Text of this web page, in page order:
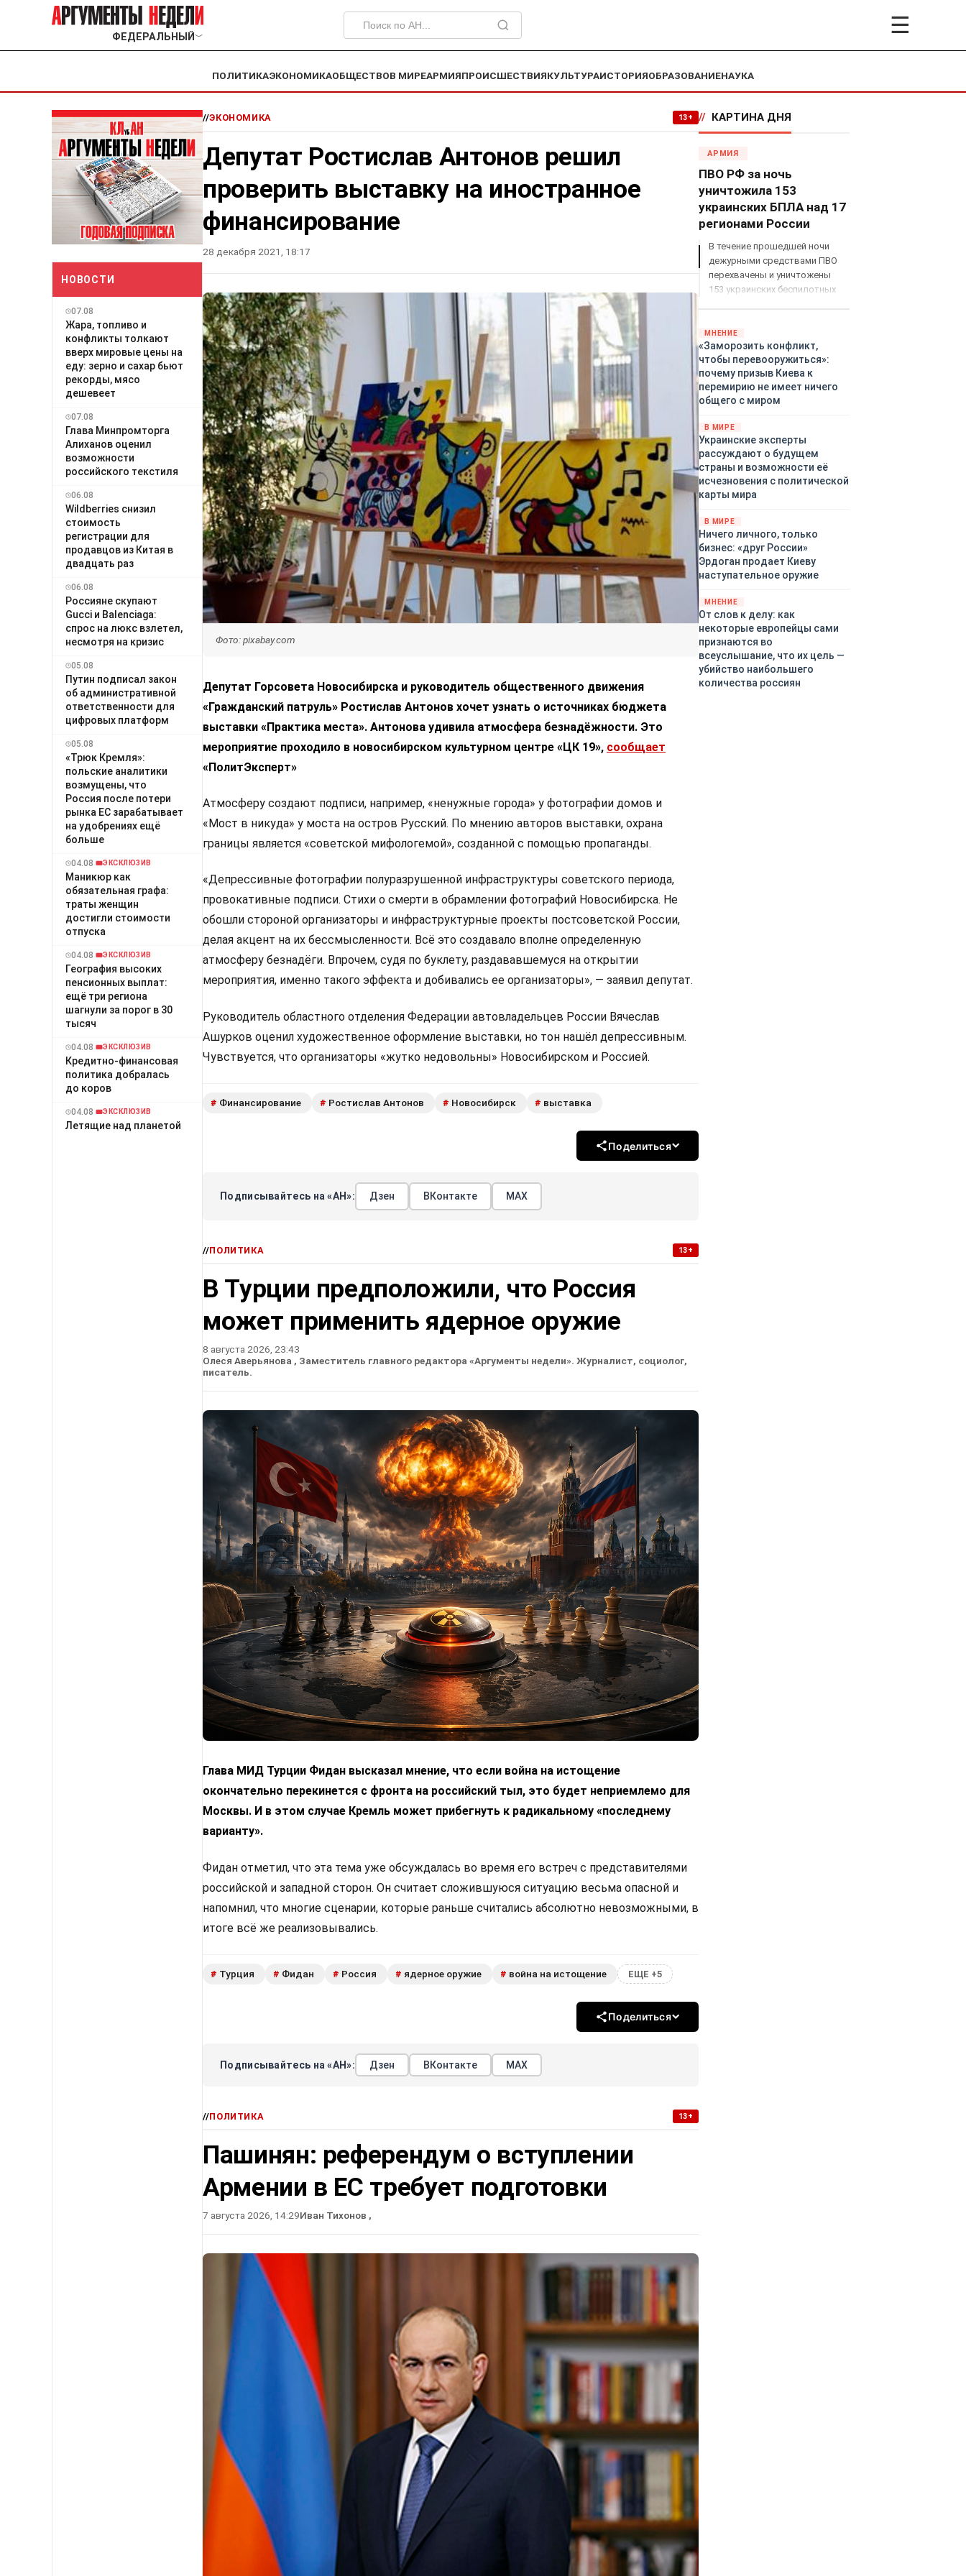
ФЕДЕРАЛЬНЫЙ ﹀ ☰
ПОЛИТИКАЭКОНОМИКАОБЩЕСТВОВ МИРЕАРМИЯПРОИСШЕСТВИЯКУЛЬТУРАИСТОРИЯОБРАЗОВАНИЕНАУКА
НОВОСТИ
07.08
Жара, топливо и
конфликты толкают
вверх мировые цены на
еду: зерно и сахар бьют
рекорды, мясо
дешевеет
07.08
Глава Минпромторга
Алиханов оценил
возможности
российского текстиля
06.08
Wildberries снизил
стоимость
регистрации для
продавцов из Китая в
двадцать раз
06.08
Россияне скупают
Gucci и Balenciaga:
спрос на люкс взлетел,
несмотря на кризис
05.08
Путин подписал закон
об административной
ответственности для
цифровых платформ
05.08
«Трюк Кремля»:
польские аналитики
возмущены, что
Россия после потери
рынка ЕС зарабатывает
на удобрениях ещё
больше
04.08 ЭКСКЛЮЗИВ
Маникюр как
обязательная графа:
траты женщин
достигли стоимости
отпуска
04.08 ЭКСКЛЮЗИВ
География высоких
пенсионных выплат:
ещё три региона
шагнули за порог в 30
тысяч
04.08 ЭКСКЛЮЗИВ
Кредитно-финансовая
политика добралась
до коров
04.08 ЭКСКЛЮЗИВ
Летящие над планетой
//ЭКОНОМИКА 13+
Депутат Ростислав Антонов решил
проверить выставку на иностранное
финансирование
28 декабря 2021, 18:17
Фото: pixabay.com
Депутат Горсовета Новосибирска и руководитель общественного движения
«Гражданский патруль» Ростислав Антонов хочет узнать о источниках бюджета
выставки «Практика места». Антонова удивила атмосфера безнадёжности. Это
мероприятие проходило в новосибирском культурном центре «ЦК 19», сообщает
«ПолитЭксперт»
Атмосферу создают подписи, например, «ненужные города» у фотографии домов и
«Мост в никуда» у моста на остров Русский. По мнению авторов выставки, охрана
границы является «советской мифологемой», созданной с помощью пропаганды.
«Депрессивные фотографии полуразрушенной инфраструктуры советского периода,
провокативные подписи. Стихи о смерти в обрамлении фотографий Новосибирска. Не
обошли стороной организаторы и инфраструктурные проекты постсоветской России,
делая акцент на их бессмысленности. Всё это создавало вполне определенную
атмосферу безнадёги. Впрочем, судя по буклету, раздававшемуся на открытии
мероприятия, именно такого эффекта и добивались ее организаторы», — заявил депутат.
Руководитель областного отделения Федерации автовладельцев России Вячеслав
Ашурков оценил художественное оформление выставки, но тон нашёл депрессивным.
Чувствуется, что организаторы «жутко недовольны» Новосибирском и Россией.
# Финансирование # Ростислав Антонов # Новосибирск # выставка
Поделиться
Подписывайтесь на «АН»: Дзен ВКонтакте МАХ
//ПОЛИТИКА 13+
В Турции предположили, что Россия
может применить ядерное оружие
8 августа 2026, 23:43
Олеся Аверьянова , Заместитель главного редактора «Аргументы недели». Журналист, социолог,
писатель.
Глава МИД Турции Фидан высказал мнение, что если война на истощение
окончательно перекинется с фронта на российский тыл, это будет неприемлемо для
Москвы. И в этом случае Кремль может прибегнуть к радикальному «последнему
варианту».
Фидан отметил, что эта тема уже обсуждалась во время его встреч с представителями
российской и западной сторон. Он считает сложившуюся ситуацию весьма опасной и
напомнил, что многие сценарии, которые раньше считались абсолютно невозможными, в
итоге всё же реализовывались.
# Турция # Фидан # Россия # ядерное оружие # война на истощение ЕЩЕ +5
Поделиться
Подписывайтесь на «АН»: Дзен ВКонтакте МАХ
//ПОЛИТИКА 13+
Пашинян: референдум о вступлении
Армении в ЕС требует подготовки
7 августа 2026, 14:29Иван Тихонов ,
// КАРТИНА ДНЯ
АРМИЯ
ПВО РФ за ночь
уничтожила 153
украинских БПЛА над 17
регионами России
В течение прошедшей ночи
дежурными средствами ПВО
перехвачены и уничтожены
153 украинских беспилотных
территориями Белгородской,
Брянской, Владимирской,
Воронежской, Калужской,
Курской, Липецкой,
Орловской, Ростовской,
Рязанской, Самарской,
Тульской областей,
Московского региона,
Республики Крым, Республики
Татарстан, Краснодарского
края и над акваториями
МНЕНИЕ
«Заморозить конфликт,
чтобы перевооружиться»:
почему призыв Киева к
перемирию не имеет ничего
общего с миром
В МИРЕ
Украинские эксперты
рассуждают о будущем
страны и возможности её
исчезновения с политической
карты мира
В МИРЕ
Ничего личного, только
бизнес: «друг России»
Эрдоган продает Киеву
наступательное оружие
МНЕНИЕ
От слов к делу: как
некоторые европейцы сами
признаются во
всеуслышание, что их цель —
убийство наибольшего
количества россиян